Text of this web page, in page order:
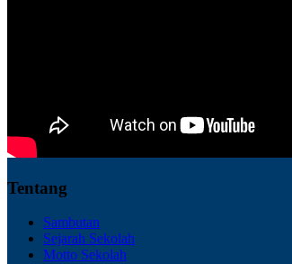
Tentang
Sambutan
Sejarah Sekolah
Motto Sekolah